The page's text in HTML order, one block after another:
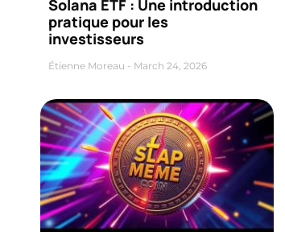
Solana ETF : Une introduction
pratique pour les
investisseurs
Étienne Moreau March 24, 2026